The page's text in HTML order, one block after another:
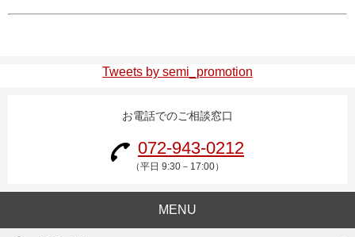
Tweets by semi_promotion
お電話でのご相談窓口
072-943-0212
（平日 9:30－17:00）
MENU